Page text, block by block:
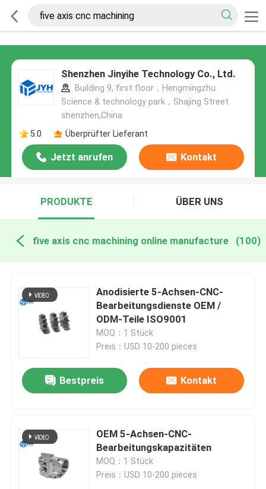
Shenzhen Jinyihe Technology Co., Ltd.
Building 9, first floor，Hengmingzhu
Science & technology park，Shajing Street
shenzhen,China
5.0
Überprüfter Lieferant
Jetzt anrufen Kontakt
PRODUKTE ÜBER UNS
five axis cnc machining online manufacture (100)
Anodisierte 5-Achsen-CNC-
Bearbeitungsdienste OEM /
ODM-Teile ISO9001
MOQ：1 Stück
Preis：USD 10-200 pieces
Bestpreis Kontakt
OEM 5-Achsen-CNC-
Bearbeitungskapazitäten
MOQ：1 Stück
Preis：USD 10-200 pieces